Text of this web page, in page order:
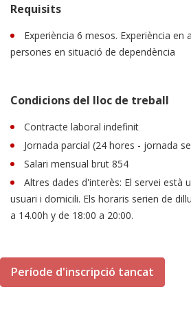
Requisits
Experiència 6 mesos. Experiència en
persones en situació de dependència
Condicions del lloc de treball
Contracte laboral indefinit
Jornada parcial (24 hores - jornada
Salari mensual brut 854
Altres dades d'interès: El servei està
usuari i domicili. Els horaris serien de
a 14.00h y de 18:00 a 20:00.
Període d'inscripció tancat